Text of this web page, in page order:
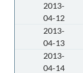
2013-
04-12
2013-
04-13
2013-
04-14